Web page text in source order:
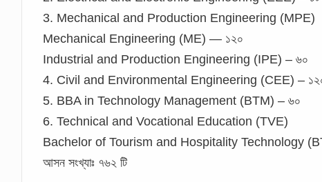
3. Mechanical and Production Engineering (MPE)
Mechanical Engineering (ME) — ১২০
Industrial and Production Engineering (IPE) – ৬০
4. Civil and Environmental Engineering (CEE) –
5. BBA in Technology Management (BTM) – ৬০
6. Technical and Vocational Education (TVE)
Bachelor of Tourism and Hospitality Technology
আসন সংখ্যাঃ ৭৬২ টি